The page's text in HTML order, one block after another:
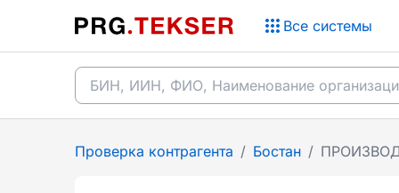
Все системы
Проверка контрагента / Бостан /